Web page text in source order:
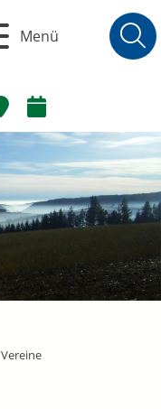
Menü
Vereine